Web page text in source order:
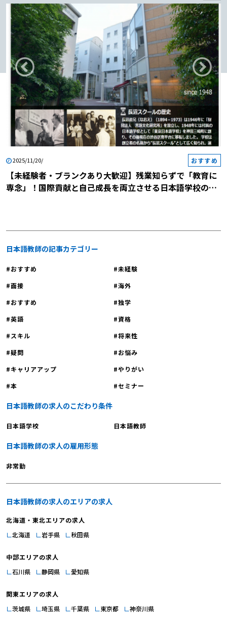
2025/11/20/ おすすめ
【未経験者・ブランクあり大歓迎】残業知らずで「教育に
専念」！国際貢献と自己成長を両立させる日本語学校の説
日本語教師の記事カテゴリー
おすすめ
未経験
面接
海外
おすすめ
独学
英語
資格
スキル
将来性
疑問
お悩み
キャリアアップ
やりがい
本
セミナー
日本語教師の求人のこだわり条件
日本語学校 日本語教師
日本語教師の求人の雇用形態
非常勤
日本語教師の求人のエリアの求人
北海道・東北エリアの求人
北海道
岩手県 秋田県
中部エリアの求人
石川県
静岡県 愛知県
関東エリアの求人
茨城県
埼玉県 千葉県 東京都 神奈川県